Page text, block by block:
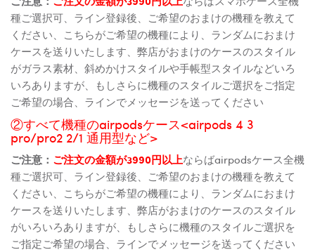
種ご選択可、ライン登録後、ご希望のおまけの機種を教えて
ください、こちらがご希望の機種により、ランダムにおまけ
ケースを送りいたします、弊店がおまけのケースのスタイル
がガラス素材、斜めかけスタイルや手帳型スタイルなどいろ
いろありますが、もしさらに機種のスタイルご選択をご指定
ご希望の場合、ラインでメッセージを送ってください
②すべて機種のairpodsケース<airpods 4 3
pro/pro2 2/1 通用型など>
ご注意： ご注文の金額が3990円以上ならばairpodsケース全機
種ご選択可、ライン登録後、ご希望のおまけの機種を教えて
ください、こちらがご希望の機種により、ランダムにおまけ
ケースを送りいたします、弊店がおまけのケースのスタイル
がいろいろありますが、もしさらに機種のスタイルご選択を
ご指定ご希望の場合、ラインでメッセージを送ってください